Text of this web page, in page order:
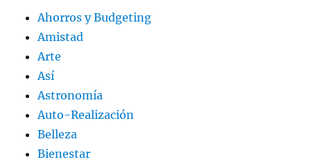
Ahorros y Budgeting
Amistad
Arte
Así
Astronomía
Auto-Realización
Belleza
Bienestar